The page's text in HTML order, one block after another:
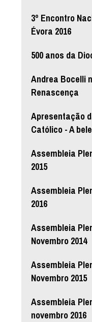
3º Encontro
Évora 2016
500 anos da
Andrea Bocelli
Renascença
Apresentação
Católico - A
Assembleia
2015
Assembleia
2016
Assembleia
Novembro 2014
Assembleia
Novembro 2015
Assembleia
novembro 2016